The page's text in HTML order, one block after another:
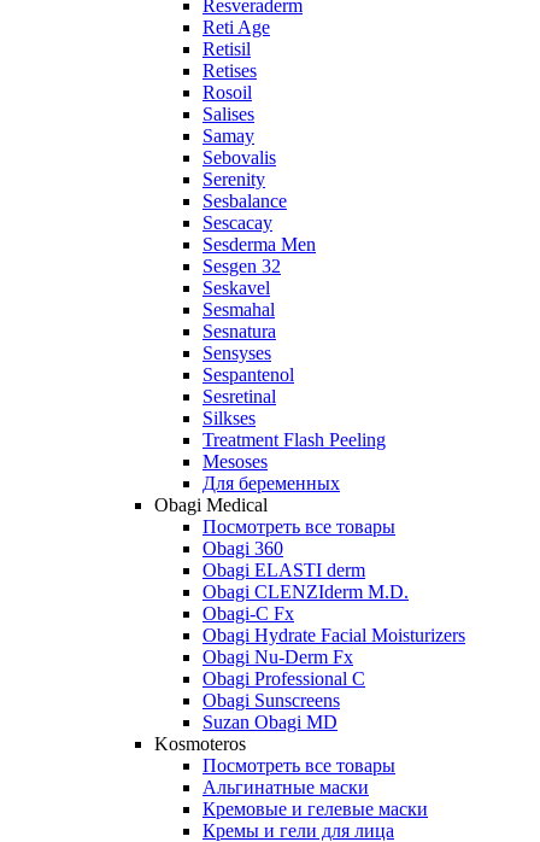
Resveraderm
Reti Age
Retisil
Retises
Rosoil
Salises
Samay
Sebovalis
Serenity
Sesbalance
Sescacay
Sesderma Men
Sesgen 32
Seskavel
Sesmahal
Sesnatura
Sensyses
Sespantenol
Sesretinal
Silkses
Treatment Flash Peeling
Mesoses
Для беременных
Obagi Medical
Посмотреть все товары
Obagi 360
Obagi ELASTI derm
Obagi CLENZIderm M.D.
Obagi-C Fx
Obagi Hydrate Facial Moisturizers
Obagi Nu-Derm Fx
Obagi Professional C
Obagi Sunscreens
Suzan Obagi MD
Kosmoteros
Посмотреть все товары
Альгинатные маски
Кремовые и гелевые маски
Кремы и гели для лица